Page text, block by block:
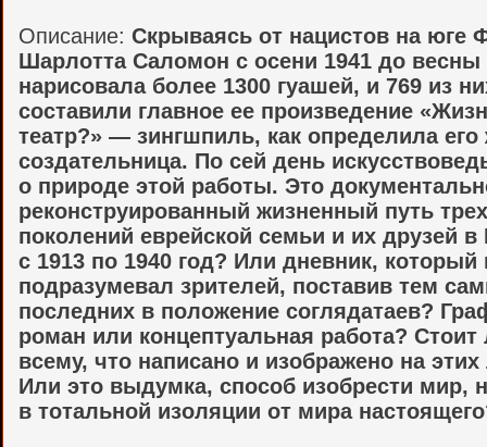
Описание:Скрываясь от нацистов на юге
Шарлотта Саломон с осени 1941 до весны
нарисовала более 1300 гуашей, и 769 из
составили главное ее произведение
театр?» — зингшпиль, как определила его
создательница. По сей день
о природе этой работы. Это
реконструированный жизненный путь
поколений еврейской семьи и их друзей в
с 1913 по 1940 год? Или дневник, который
подразумевал зрителей, поставив тем
последних в положение соглядатаев?
роман или концептуальная работа? Стоит
всему, что написано и изображено на этих
Или это выдумка, способ изобрести мир,
в тотальной изоляции от мира